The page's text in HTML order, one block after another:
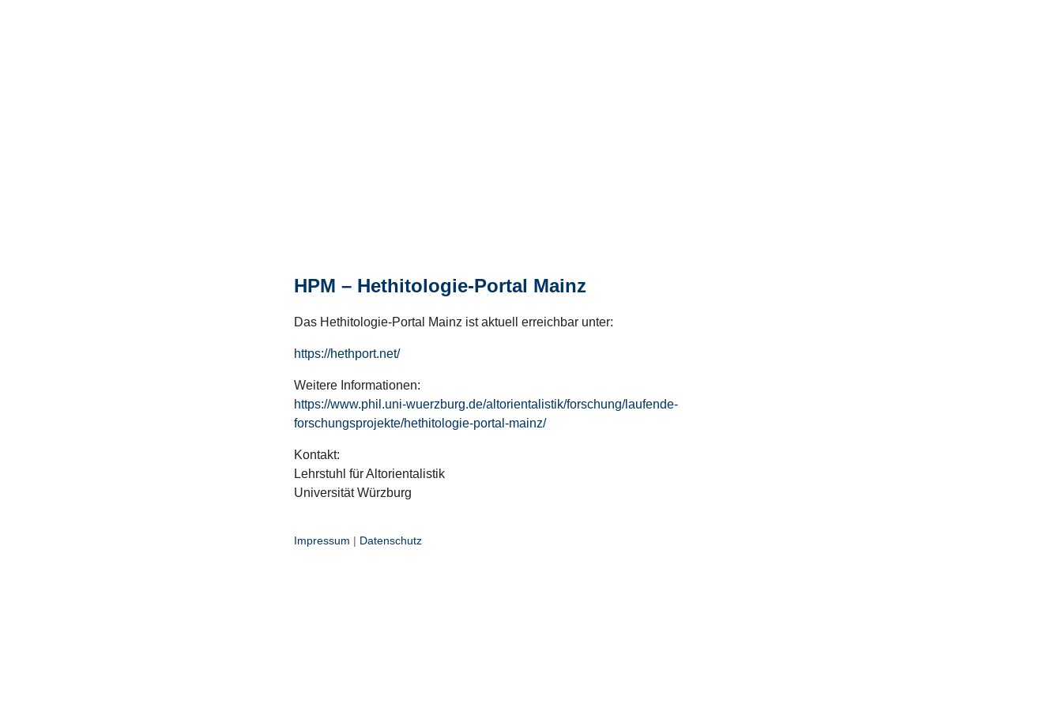
HPM – Hethitologie-Portal Mainz
Das Hethitologie-Portal Mainz ist aktuell erreichbar unter:
https://hethport.net/
Weitere Informationen:
https://www.phil.uni-wuerzburg.de/altorientalistik/forschung/laufende-
forschungsprojekte/hethitologie-portal-mainz/
Kontakt:
Lehrstuhl für Altorientalistik
Universität Würzburg
Impressum | Datenschutz